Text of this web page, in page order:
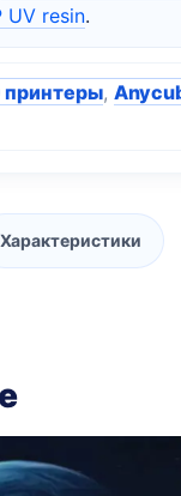
UV resin.
принтеры,
Характеристики